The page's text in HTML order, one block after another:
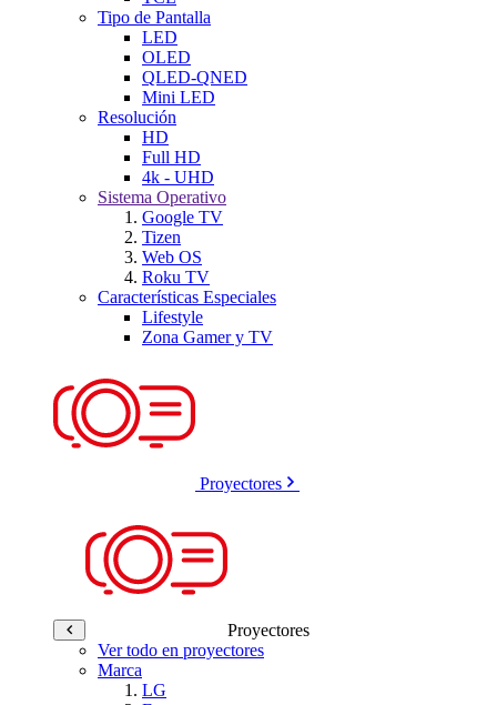
Tipo de Pantalla
LED
OLED
QLED-QNED
Mini LED
Resolución
HD
Full HD
4k - UHD
Sistema Operativo
Google TV
Tizen
Web OS
Roku TV
Características Especiales
Lifestyle
Zona Gamer y TV
Proyectores
Proyectores
Ver todo en proyectores
Marca
LG